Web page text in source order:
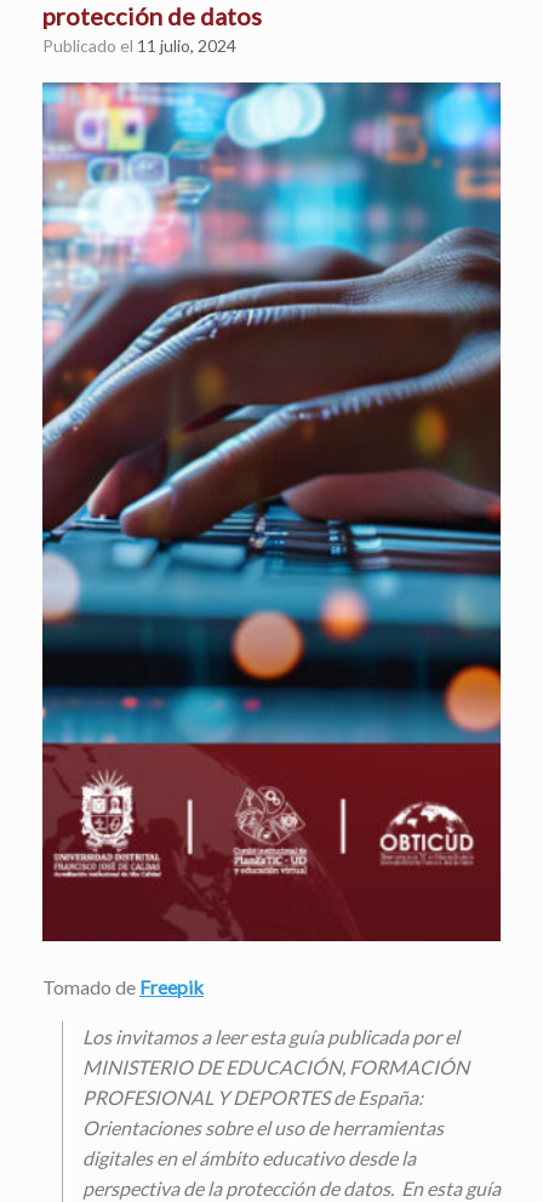
protección de datos
Publicado el 11 julio, 2024
Tomado de Freepik
Los invitamos a leer esta guía publicada por el
MINISTERIO DE EDUCACIÓN, FORMACIÓN
PROFESIONAL Y DEPORTES de España:
Orientaciones sobre el uso de herramientas
digitales en el ámbito educativo desde la
perspectiva de la protección de datos. En esta guía